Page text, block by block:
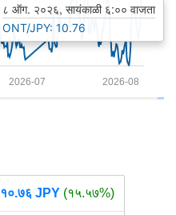
2026-08
2026-07
८ ऑग. २०२६, सायंकाळी ६:०० वाजता
ONT/JPY: 10.76
१०.७६ JPY (१५.५७%)